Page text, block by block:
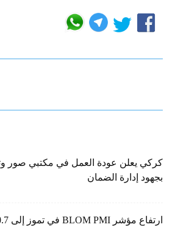
كركي يعلن عودة العمل في مكتبي صور
بجهود إدارة الضمان
ارتفاع مؤشر BLOM PMI في تموز إلى 50.7 نقطة